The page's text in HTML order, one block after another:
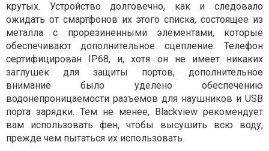
крутых. Устройство долговечно, как и следовало
ожидать от смартфонов их этого списка, состоящее из
металла с прорезиненными элементами, которые
обеспечивают дополнительное сцепление. Телефон
сертифицирован IP68, и, хотя он не имеет никаких
заглушек для защиты портов, дополнительное
внимание было уделено обеспечению
водонепроницаемости разъемов для наушников и USB
порта зарядки. Тем не менее, Blackview рекомендует
вам использовать фен, чтобы высушить всю воду,
прежде чем пытаться их использовать.